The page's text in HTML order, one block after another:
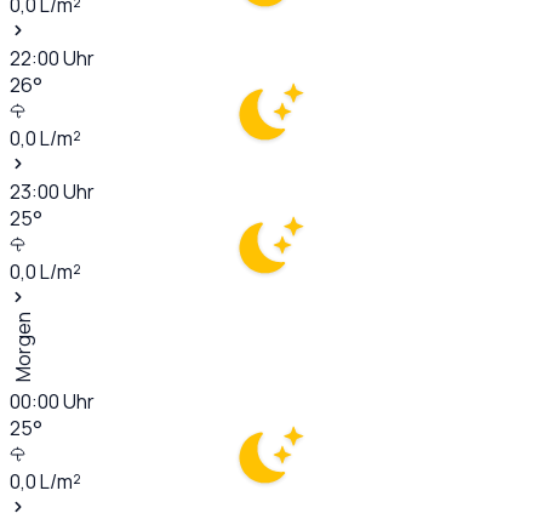
22:00Uhr
26°
0,0L/m²
23:00Uhr
25°
0,0L/m²
Morgen
00:00Uhr
25°
0,0L/m²